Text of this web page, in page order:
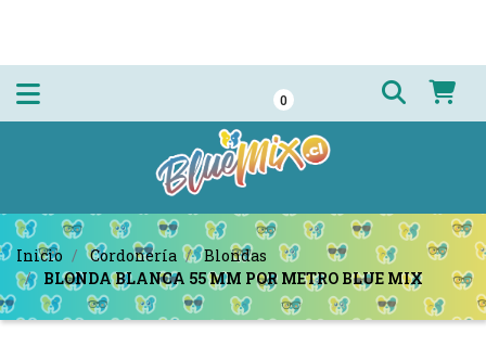
0
Inicio Cordonería
Blondas
BLONDA BLANCA 55 MM POR METRO BLUE MIX